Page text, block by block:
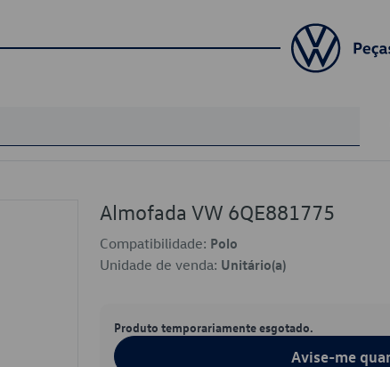
Almofada VW 6QE881775
Compatibilidade: Polo
Unidade de venda: Unitário(a)
Produto temporariamente esgotado.
Avise-me